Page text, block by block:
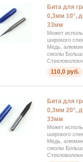
Бита для
0,3мм 10°,
33мм
Может
широкого
Медь,
смолы
110,0 руб.
Бита для
0,3мм 20°,
33мм
Может
широкого
Медь,
смолы